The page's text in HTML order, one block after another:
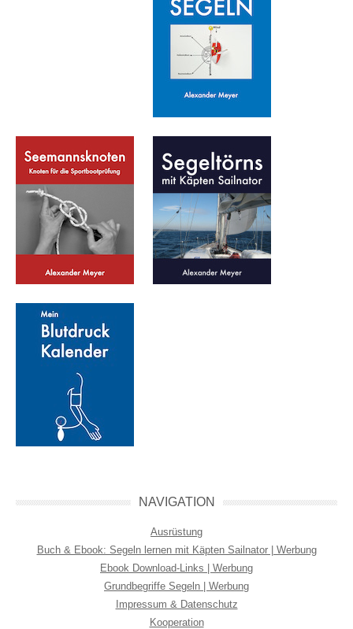
NAVIGATION
Ausrüstung
Buch & Ebook: Segeln lernen mit Käpten Sailnator | Werbung
Ebook Download-Links | Werbung
Grundbegriffe Segeln | Werbung
Impressum & Datenschutz
Kooperation